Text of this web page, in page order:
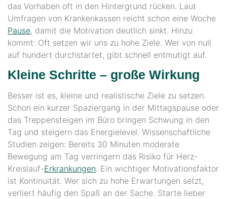
das Vorhaben oft in den Hintergrund rücken. Laut
Umfragen von Krankenkassen reicht schon eine Woche
Pause, damit die Motivation deutlich sinkt. Hinzu
kommt: Oft setzen wir uns zu hohe Ziele. Wer von null
auf hundert durchstartet, gibt schnell entmutigt auf.
Kleine Schritte – große Wirkung
Besser ist es, kleine und realistische Ziele zu setzen.
Schon ein kurzer Spaziergang in der Mittagspause oder
das Treppensteigen im Büro bringen Schwung in den
Tag und steigern das Energielevel. Wissenschaftliche
Studien zeigen: Bereits 30 Minuten moderate
Bewegung am Tag verringern das Risiko für Herz-
Kreislauf-Erkrankungen. Ein wichtiger Motivationsfaktor
ist Kontinuität. Wer sich zu hohe Erwartungen setzt,
verliert häufig den Spaß an der Sache. Starte lieber